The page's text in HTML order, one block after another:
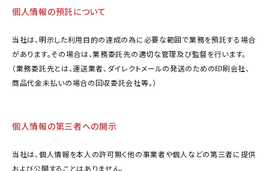
個人情報の預託について
当社は、明示した利用目的の達成の為に必要な範囲で業務を預託する場合
があります。その場合は、業務委託先の適切な管理及び監督を行います。
（業務委託先とは、運送業者、ダイレクトメールの発送のための印刷会社、
商品代金未払いの場合の回収委託会社等。）
個人情報の第三者への開示
当社は、個人情報を本人の許可無く他の事業者や個人などの第三者に提供
および公開することはありません。